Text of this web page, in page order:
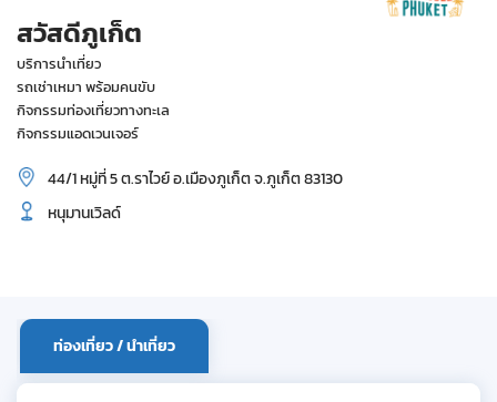
สวัสดีภูเก็ต
บริการนำเที่ยว
รถเช่าเหมา พร้อมคนขับ
กิจกรรมท่องเที่ยวทางทะเล
กิจกรรมแอดเวนเจอร์
44/1 หมู่ที่ 5 ต.ราไวย์ อ.เมืองภูเก็ต จ.ภูเก็ต 83130
หนุมานเวิลด์
ท่องเที่ยว / นำเที่ยว